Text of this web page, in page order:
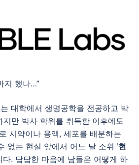
지 했나…”
는 대학에서 생명공학을 전공하고 박
지만 박사 학위를 취득한 이후에도
시약이나 용액, 세포를 배분하는
없는 현실 앞에서 어느 날 소위 ‘현
다. 답답한 마음에 남들은 어떻게 하